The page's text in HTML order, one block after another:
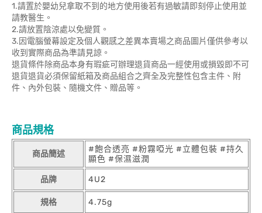
1.請置於嬰幼兒拿取不到的地方使用後若有過敏請即刻停止使用並
請教醫生。
2.請放置陰涼處以免變質。
3.因電腦螢幕設定及個人觀感之差異本賣場之商品圖片僅供參考以
收到實際商品為準請見諒。
退貨條件除商品本身有瑕疵可辦理退貨商品一經使用或損毀即不可
退貨退貨必須保留紙箱及商品組合之齊全及完整性包含主件、附
件、內外包裝、隨機文件、贈品等。
商品規格
商品簡述
#飽合透亮 #粉霧啞光 #立體包裝 #持久
顯色 #保濕滋潤
品牌 4U2
規格 4.75g